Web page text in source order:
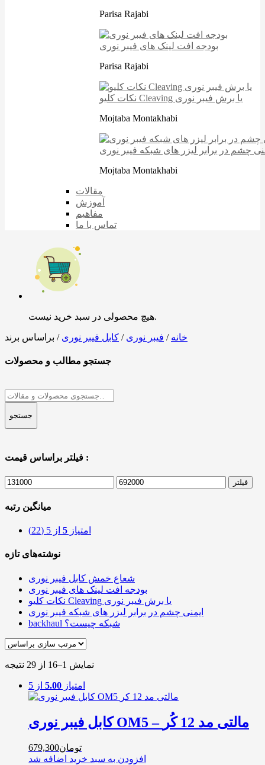
Parisa Rajabi
بودجه افت لینک های فیبر نوری
Parisa Rajabi
نکات کلیو Cleaving یا برش فیبر نوری
Mojtaba Montakhabi
چشم در برابر لیزر های شبکه فیبر نوری
Mojtaba Montakhabi
مقالات
آموزش
مفاهیم
تماس با ما
هیچ محصولی در سبد خرید نیست.
خانه / فیبر نوری / کابل فیبر نوری / براساس برند
جستجو مطالب و محصولات
برای:
جستجو
فیلتر براساس قیمت :
حداقل
حداکثر
فیلتر
میانگین رتبه
امتیاز 5 از 5 (22)
نوشته‌های تازه
شعاع خمش کابل فیبر نوری
بودجه افت لینک های فیبر نوری
نکات کلیو Cleaving یا برش فیبر نوری
ایمنی چشم در برابر لیزر های شبکه فیبر نوری
backhaul شبکه چیست؟
نمایش 1–16 از 29 نتیجه
امتیاز 5.00 از 5
کابل فیبر نوری OM5 – مالتی مد 12 کُر
تومان679,300
افزودن به سبد خرید اضافه شد